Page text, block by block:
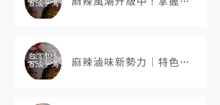
麻辣滷味新勢力｜特色果香麻辣、清爽解膩滷味攻略｜2025熱門夜市餐飲趨勢